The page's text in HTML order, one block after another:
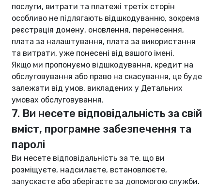
послуги, витрати та платежі третіх сторін
особливо не підлягають відшкодуванню, зокрема
реєстрація домену, оновлення, перенесення,
плата за налаштування, плата за використання
та витрати, уже понесені від вашого імені.
Якщо ми пропонуємо відшкодування, кредит на
обслуговування або право на скасування, це буде
залежати від умов, викладених у Детальних
умовах обслуговування.
7. Ви несете відповідальність за свій
вміст, програмне забезпечення та
паролі
Ви несете відповідальність за те, що ви
розміщуєте, надсилаєте, встановлюєте,
запускаєте або зберігаєте за допомогою служби.